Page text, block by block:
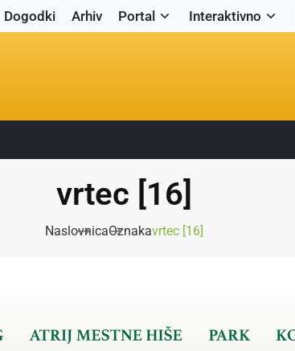
Dogodki Arhiv Portal Interaktivno
vrtec [16]
NaslovnicaOznakavrtec [16]